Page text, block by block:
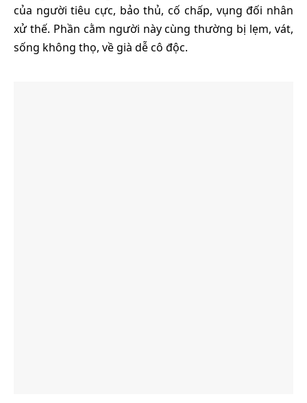
của người tiêu cực, bảo thủ, cố chấp, vụng đối nhân
xử thế. Phần cằm người này cùng thường bị lẹm, vát,
sống không thọ, về già dễ cô độc.